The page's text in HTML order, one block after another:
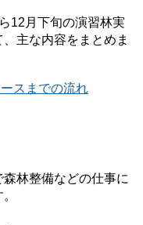
12月下旬の演習林実
主な内容をまとめま
スまでの流れ
林整備などの仕事に